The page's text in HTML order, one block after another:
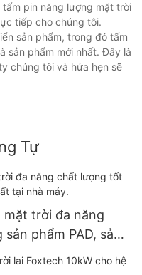
pin năng lượng mặt trời
tiếp cho chúng tôi.
sản phẩm, trong đó tấm
sản phẩm mới nhất. Đây là
chúng tôi và hứa hẹn sẽ
Tự
mặt trời đa năng
phẩm PAD, sản